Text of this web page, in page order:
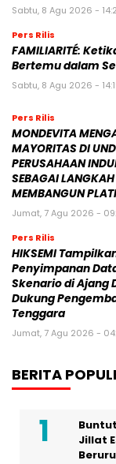
Sabtu, 8 Agu 2026 -
Pers Rilis
FAMILIARITÉ:
Bertemu dalam
Sabtu, 8 Agu 2026 -
Pers Rilis
MONDEVITA
MAYORITAS DI
PERUSAHAAN
SEBAGAI
MEMBANGUN
Jumat, 7 Agu 2026 -
Pers Rilis
HIKSEMI
Penyimpanan
Skenario di Ajang
Dukung
Tenggara
Jumat, 7 Agu 2026 -
BERITA
Jillat